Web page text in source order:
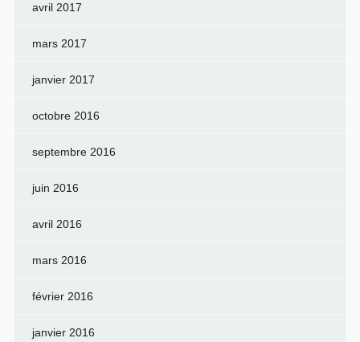
avril 2017
mars 2017
janvier 2017
octobre 2016
septembre 2016
juin 2016
avril 2016
mars 2016
février 2016
janvier 2016